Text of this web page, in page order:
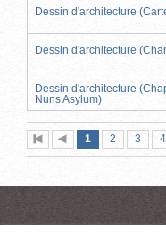
Dessin d'architecture
Dessin d'architecture
Dessin d'architecture
Nuns Asylum)
Première
page
Page
précédente
Page
1 (page
actuelle)
Page
2 Page
3 4